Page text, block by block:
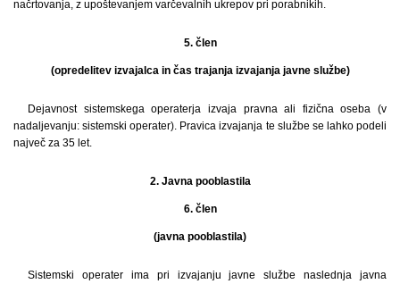
načrtovanja, z upoštevanjem varčevalnih ukrepov pri porabnikih.
5. člen
(opredelitev izvajalca in čas trajanja izvajanja javne službe)
Dejavnost sistemskega operaterja izvaja pravna ali fizična oseba (v
nadaljevanju: sistemski operater). Pravica izvajanja te službe se lahko podeli
največ za 35 let.
2. Javna pooblastila
6. člen
(javna pooblastila)
Sistemski operater ima pri izvajanju javne službe naslednja javna